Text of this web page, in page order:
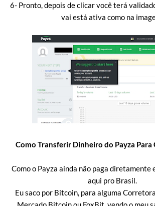
6- Pronto, depois de clicar você terá
vai está ativa como na
Como Transferir Dinheiro do Payza Para
Como o Payza ainda não paga diretamente
aqui pro Brasil.
Eu saco por Bitcoin, para alguma